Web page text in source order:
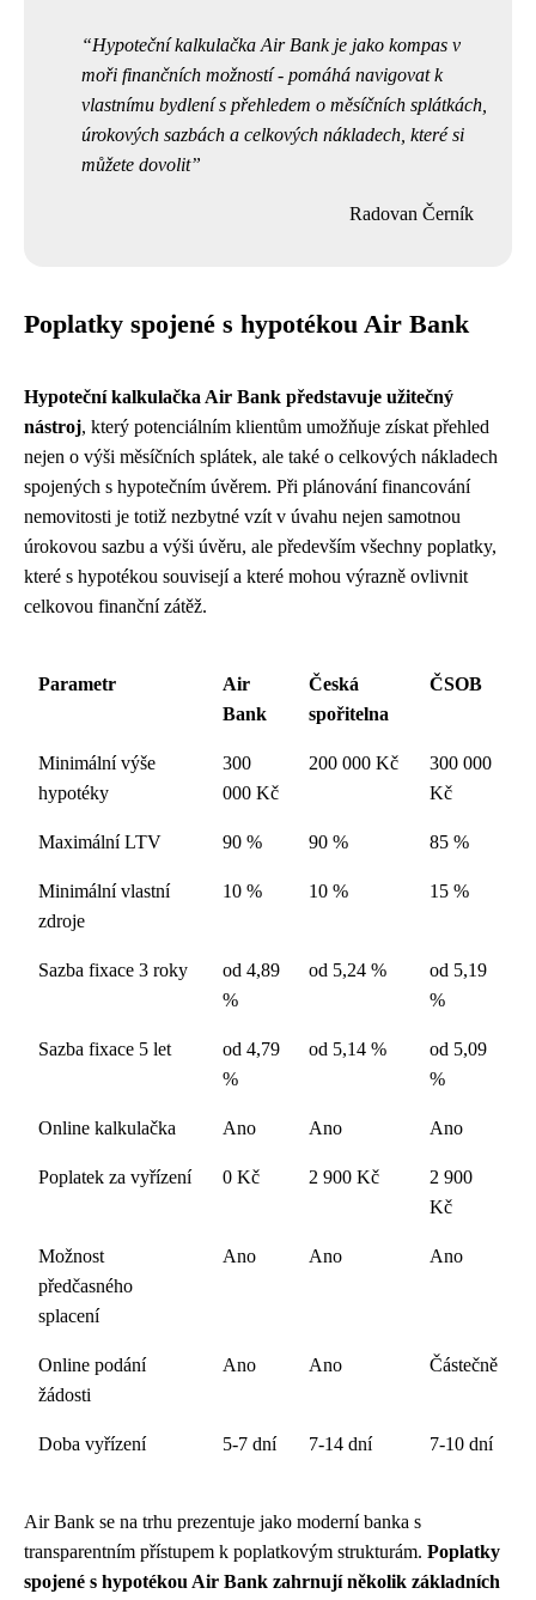
Hypoteční kalkulačka Air Bank je jako kompas v
moři finančních možností - pomáhá navigovat k
vlastnímu bydlení s přehledem o měsíčních splátkách,
úrokových sazbách a celkových nákladech, které si
můžete dovolit
Radovan Černík
Poplatky spojené s hypotékou Air Bank
Hypoteční kalkulačka Air Bank představuje užitečný
nástroj, který potenciálním klientům umožňuje získat přehled
nejen o výši měsíčních splátek, ale také o celkových nákladech
spojených s hypotečním úvěrem. Při plánování financování
nemovitosti je totiž nezbytné vzít v úvahu nejen samotnou
úrokovou sazbu a výši úvěru, ale především všechny poplatky,
které s hypotékou souvisejí a které mohou výrazně ovlivnit
celkovou finanční zátěž.
Parametr
Air
Bank
Česká
spořitelna
ČSOB
Minimální výše
hypotéky
300
000 Kč
200 000 Kč
300 000
Kč
Maximální LTV 90 % 90 % 85 %
Minimální vlastní
zdroje
10 % 10 % 15 %
Sazba fixace 3 roky
od 4,89
%
od 5,24 %
od 5,19
%
Sazba fixace 5 let
od 4,79
%
od 5,14 %
od 5,09
%
Online kalkulačka Ano Ano Ano
Poplatek za vyřízení 0 Kč 2 900 Kč
2 900
Kč
Možnost
předčasného
splacení
Ano Ano Ano
Online podání
žádosti
Ano Ano Částečně
Doba vyřízení 5-7 dní 7-14 dní 7-10 dní
Air Bank se na trhu prezentuje jako moderní banka s
transparentním přístupem k poplatkovým strukturám. Poplatky
spojené s hypotékou Air Bank zahrnují několik základních